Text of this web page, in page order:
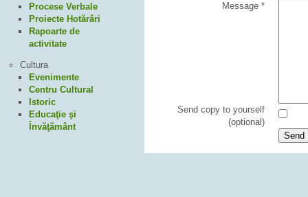
Message *
Send copy to yourself
(optional)
Send
Procese Verbale
Proiecte Hotărâri
Rapoarte de
activitate
Cultura
Evenimente
Centru Cultural
Istoric
Educaţie şi
Învăţământ